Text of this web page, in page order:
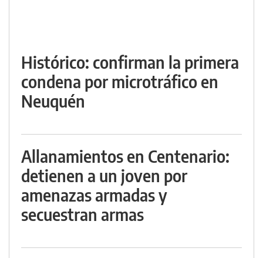
Histórico: confirman la primera
condena por microtráfico en
Neuquén
Allanamientos en Centenario:
detienen a un joven por
amenazas armadas y
secuestran armas